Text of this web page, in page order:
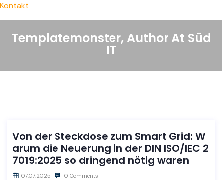
Kontakt
Templatemonster, Author At Süd
IT
Von der Steckdose zum Smart Grid: W
arum die Neuerung in der DIN ISO/IEC 2
7019:2025 so dringend nötig waren
07.07.2025 0 Comments